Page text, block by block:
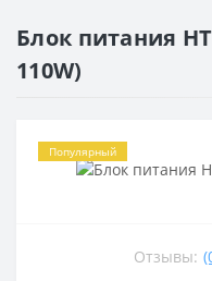
Блок питания
110W)
Популярный
Отзывы: